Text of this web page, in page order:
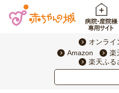
オンライ
Amazon
楽
楽天ふる